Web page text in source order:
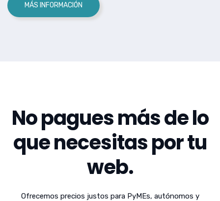
MÁS INFORMACIÓN
No pagues más de lo
que necesitas por tu
web.
Ofrecemos precios justos para PyMEs, autónomos y